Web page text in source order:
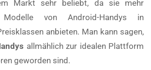
Markt sehr beliebt, da sie mehr
von Android-Handys in
anbieten. Man kann sagen,
allmählich zur idealen Plattform
geworden sind.